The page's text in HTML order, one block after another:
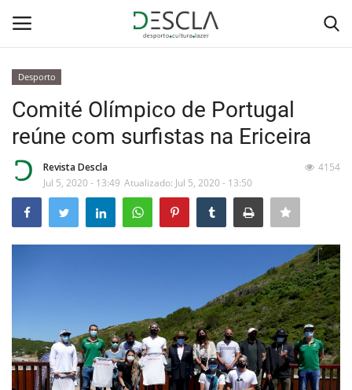
Home
...by Descla
Desporto
Educação
Estatuto Editorial
Desporto
Comité Olímpico de Portugal
reúne com surfistas na Ericeira
Revista Descla
Jul 5, 2020 - 13:49 Atualizado: Jul 5, 2020 - 13:50
4154